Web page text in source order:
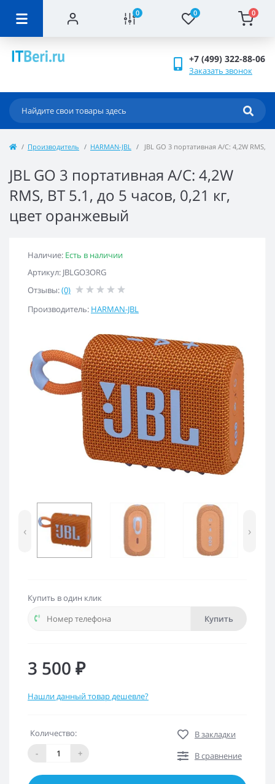
0 0 0
+7 (499) 322-88-06
Заказать звонок
Производитель HARMAN-JBL JBL GO 3 портативная А/С: 4,2W RMS,
JBL GO 3 портативная А/С: 4,2W
RMS, BT 5.1, до 5 часов, 0,21 кг,
цвет оранжевый
Наличие: Есть в наличии
Артикул: JBLGO3ORG
Отзывы:(0)
Производитель: HARMAN-JBL
‹ ›
Купить в один клик
Купить
3 500 ₽
Нашли данный товар дешевле?
Количество:
-
+
В закладки
В сравнение